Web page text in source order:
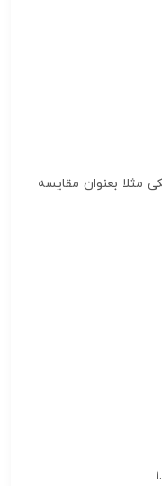
مثلا بعنوان مقایسه